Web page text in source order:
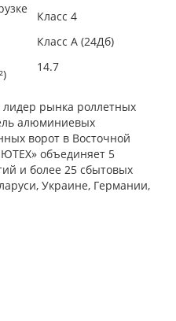
Класс 4
Класс А (24Дб)
14.7
рынка роллетных
алюминиевых
ворот в Восточной
объединяет 5
и более 25 сбытовых
Украине, Германии,